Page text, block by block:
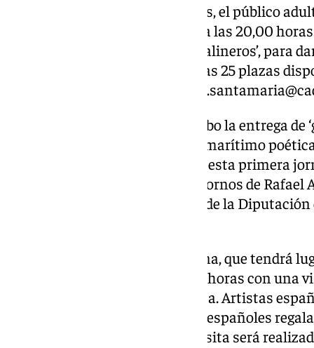
Tras estas actividades infantiles, el público
centenario con una cata de sal a las 20,00
propuesta en torno al poema ‘Salineros’, para
la Bahía de Cádiz. Para ocupar las 25 plazas
A las 20,30 horas se llevará a cabo la entrega
que participarán en la travesía marítimo
próximo sábado. Para culminar esta primera
proyección del documental ‘Retornos de
de Producciones Audiovisuales de la
La segunda jornada del programa, que tendrá
el ECCO, comenzará a las 19,00 horas con
‘Vanguardias de los años sesenta. Artistas
recoge las 52 obras que artistas españoles
durante su exilio parisino. La visita será